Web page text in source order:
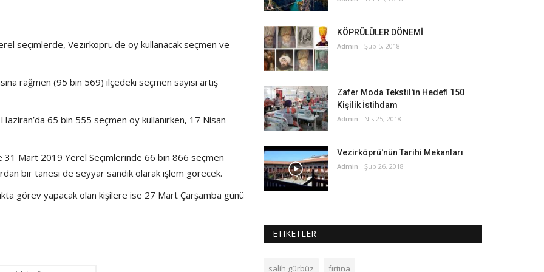
seçimlerde, Vezirköprü'de oy kullanacak seçmen ve
rağmen (95 bin 569) ilçedeki seçmen sayısı artış
65 bin 555 seçmen oy kullanırken, 17 Nisan
31 Mart 2019 Yerel Seçimlerinde 66 bin 866 seçmen
bir tanesi de seyyar sandık olarak işlem görecek.
görev yapacak olan kişilere ise 27 Mart Çarşamba günü
KÖPRÜLÜLER DÖNEMİ
Admin Şub 5, 2018
Zafer Moda Tekstil'in Hedefi 150
Kişilik İstihdam
Admin Nis 25, 2018
Vezirköprü'nün Tarihi Mekanları
Admin Şub 26, 2018
ETIKETLER
salih gürbüz fırtına